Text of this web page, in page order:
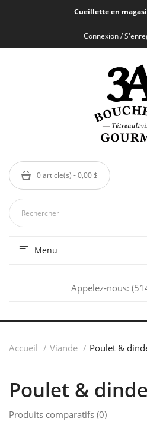
Cueillette en
Connexion /
0 article(s) - 0,00 $
Menu
Appelez-nous:
Accueil Viande Poulet &
Poulet & dinde
Produits comparatifs (0)